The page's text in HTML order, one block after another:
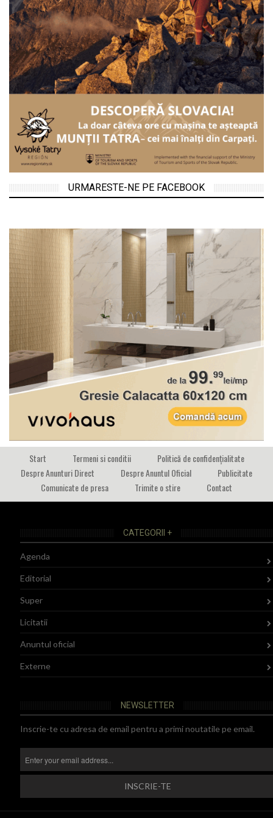
URMARESTE-NE PE FACEBOOK
Start Termeni si conditii
Politică de confidențialitate
Despre Anunturi Direct
Despre Anuntul Oficial
Publicitate
Comunicate de presa
Trimite o stire Contact
CATEGORII +
Agenda
Editorial
Super
Licitatii
Anuntul oficial
Externe
NEWSLETTER
Inscrie-te cu adresa de email pentru a primi noutatile pe email.